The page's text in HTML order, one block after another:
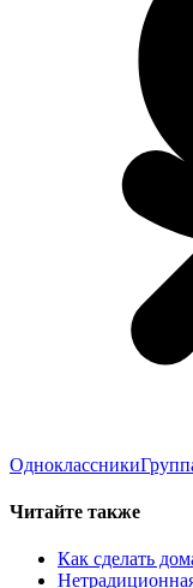
Одноклассники
Читайте также
Как сделать